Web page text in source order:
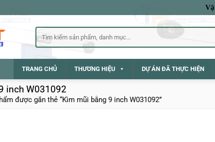
Tìm
kiếm:
TRANG CHỦ THƯƠNG HIỆU DỰ ÁN ĐÃ THỰC HIỆN
inch W031092
được gắn thẻ “Kìm mũi bằng 9 inch W031092”